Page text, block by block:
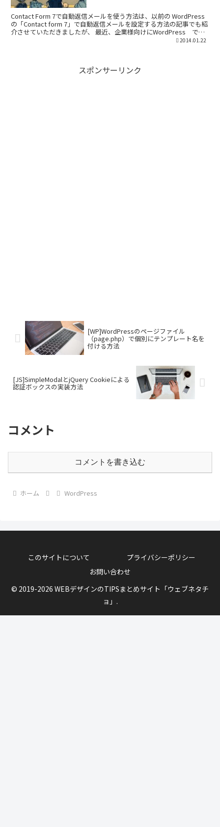
Contact Form 7で自動返信メールを使う方法は、以前の WordPress
の「Contact form 7」で自動返信メールを設定する方法の記事でも紹
介させていただきましたが、 最近、企業様向けにWordPress でサ
2014.01.22
スポンサーリンク
[WP]WordPressのページファイル
（page.php）で個別にテンプレート名を
付ける方法
[JS]SimpleModalとjQuery Cookieによる
認証ボックスの実装方法
コメント
コメントを書き込む
ホーム WordPress
このサイトについて
プライバシーポリシー
お問い合わせ
© 2019-2026 WEBデザインのTIPSまとめサイト「ウェブネタチ
ョ」.